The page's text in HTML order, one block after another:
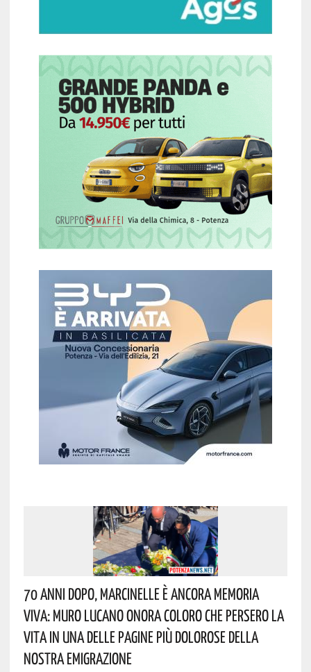
70 Anni Dopo, Marcinelle È Ancora Memoria
Viva: Muro Lucano Onora Coloro Che Persero La
Vita In Una Delle Pagine Più Dolorose Della
Nostra Emigrazione